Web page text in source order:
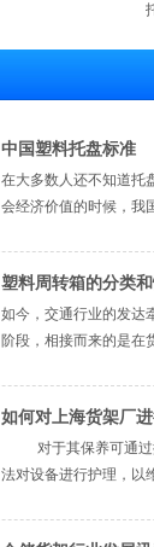
中国塑料托盘标准
在大多数人还不知道托
会经济价值的时候，我
塑料周转箱的分类
如今，交通行业的发达
阶段，相接而来的是在
如何对上海货架厂
对于其保养可通过
法对设备进行护理，以